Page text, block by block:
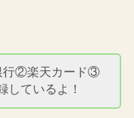
行②楽天カード③
しているよ！